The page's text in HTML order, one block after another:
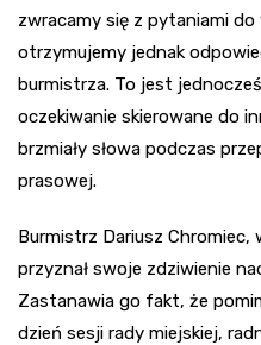
zwracamy się z pytaniami do
otrzymujemy jednak
burmistrza. To jest
oczekiwanie skierowane do
brzmiały słowa podczas
prasowej.
Burmistrz Dariusz Chromiec,
przyznał swoje zdziwienie
Zastanawia go fakt, że
dzień sesji rady miejskiej,